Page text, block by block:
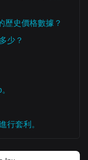
歷史價格數據？
少？
行套利。